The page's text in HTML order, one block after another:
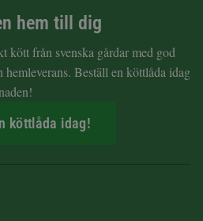
hem till dig
kött från svenska gårdar med god
Beställ en köttlåda idag
köttlåda idag!